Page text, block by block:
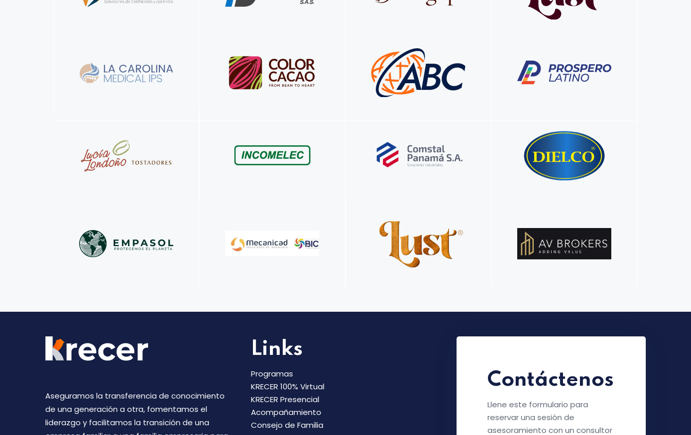
Aseguramos la transferencia de conocimiento
de una generación a otra, fomentamos el
liderazgo y facilitamos la transición de una
Links
Programas
KRECER 100% Virtual
KRECER Presencial
Acompañamiento
Consejo de Familia
Contáctenos
Llene este formulario para
reservar una sesión de
asesoramiento con un consultor